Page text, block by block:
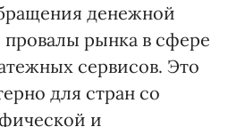
денежной
рынка в сфере
сервисов. Это
для стран со
и